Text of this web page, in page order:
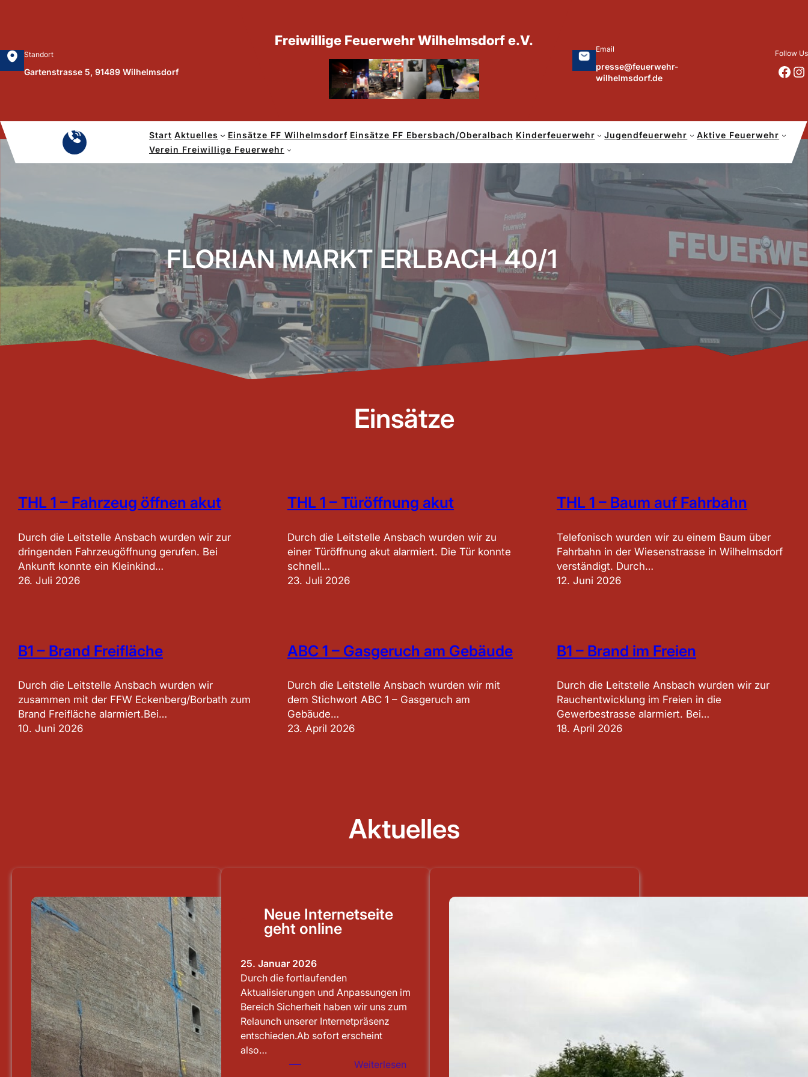
Standort
Gartenstrasse 5, 91489 Wilhelmsdorf
Freiwillige Feuerwehr Wilhelmsdorf e.V.
Email
presse@feuerwehr-
wilhelmsdorf.de
Follow Us
https://www.facebook.com/p/Feuerwehr-Wilhelmsdorf-Mfr-100041655560073/?locale=de_DE https://www.instagram.com/feuerwehr_wilhelmsdorf_mfr/
Start Aktuelles Einsätze FF Wilhelmsdorf Einsätze FF Ebersbach/Oberalbach Kinderfeuerwehr Jugendfeuerwehr
Aktive Feuerwehr
Verein Freiwillige Feuerwehr
FLORIAN MARKT ERLBACH 40/1
Einsätze
THL 1 – Fahrzeug öffnen akut
Durch die Leitstelle Ansbach wurden wir zur
dringenden Fahrzeugöffnung gerufen. Bei
Ankunft konnte ein Kleinkind…
26. Juli 2026
THL 1 – Türöffnung akut
Durch die Leitstelle Ansbach wurden wir zu
einer Türöffnung akut alarmiert. Die Tür konnte
schnell…
23. Juli 2026
THL 1 – Baum auf Fahrbahn
Telefonisch wurden wir zu einem Baum über
Fahrbahn in der Wiesenstrasse in Wilhelmsdorf
verständigt. Durch…
12. Juni 2026
B1 – Brand Freifläche
Durch die Leitstelle Ansbach wurden wir
zusammen mit der FFW Eckenberg/Borbath zum
Brand Freifläche alarmiert.Bei…
10. Juni 2026
ABC 1 – Gasgeruch am Gebäude
Durch die Leitstelle Ansbach wurden wir mit
dem Stichwort ABC 1 – Gasgeruch am
Gebäude…
23. April 2026
B1 – Brand im Freien
Durch die Leitstelle Ansbach wurden wir zur
Rauchentwicklung im Freien in die
Gewerbestrasse alarmiert. Bei…
18. April 2026
Aktuelles
Neue Internetseite
geht online
25. Januar 2026
Durch die fortlaufenden
Aktualisierungen und Anpassungen im
Bereich Sicherheit haben wir uns zum
Relaunch unserer Internetpräsenz
entschieden.Ab sofort erscheint
also…
Weiterlesen